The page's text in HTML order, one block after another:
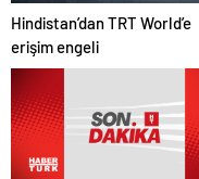
Hindistan’dan TRT World’e
erişim engeli